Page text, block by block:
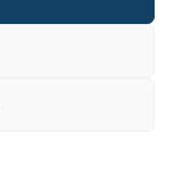
Policy